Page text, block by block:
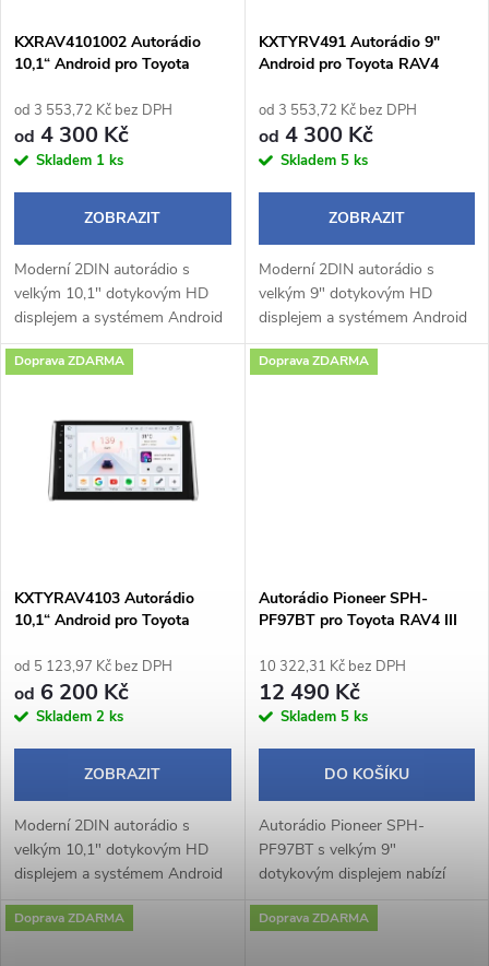
p
r
o
u
k
t
s
p
r
o
d
u
k
KXRAV4101002 Autorádio
10,1“ Android pro Toyota
od 3 553,72 Kč bez DPH
od 4 300 Kč
Skladem 1 ks
ZOBRAZIT
Moderní 2DIN autorádio s
velkým 10,1" dotykovým HD
displejem a systémem Android
14 přináší pohodlné a chytré
ovládání během jízdy.
KXTYRV491 Autorádio 9"
Android pro Toyota RAV4
od 3 553,72 Kč bez DPH
od 4 300 Kč
Skladem 5 ks
ZOBRAZIT
Moderní 2DIN autorádio s
velkým 9" dotykovým HD
displejem a systémem Android
14 přináší pohodlné a chytré
ovládání během jízdy.
Doprava ZDARMA
KXTYRAV4103 Autorádio
10,1“ Android pro Toyota
od 5 123,97 Kč bez DPH
od 6 200 Kč
Skladem 2 ks
ZOBRAZIT
Moderní 2DIN autorádio s
velkým 10,1" dotykovým HD
displejem a systémem Android
ovládání během jízdy.
Doprava ZDARMA
Autorádio Pioneer SPH-
PF97BT pro Toyota RAV4 III
10 322,31 Kč bez DPH
12 490 Kč
Skladem 5 ks
DO KOŠÍKU
Autorádio Pioneer SPH-
PF97BT s velkým 9"
dotykovým displejem nabízí
bezdrátového Apple CarPlay a
Doprava ZDARMA Doprava ZDARMA